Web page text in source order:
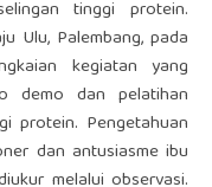
tinggi protein.
Ulu, Palembang, pada
kegiatan yang
demo dan pelatihan
protein. Pengetahuan
dan antusiasme ibu